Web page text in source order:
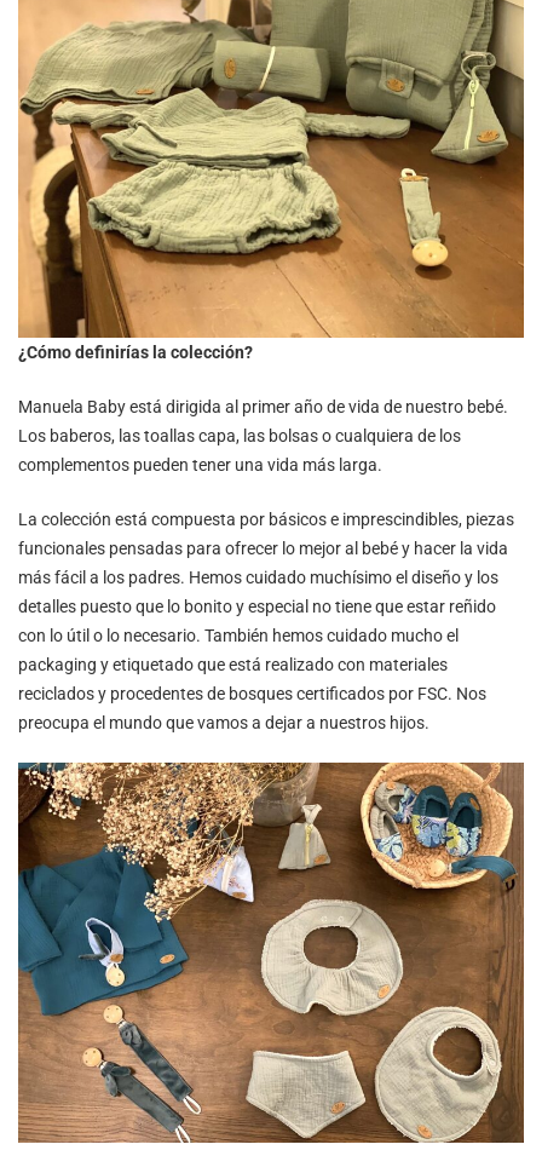
¿Cómo definirías la colección?
Manuela Baby está dirigida al primer año de vida de nuestro bebé.
Los baberos, las toallas capa, las bolsas o cualquiera de los
complementos pueden tener una vida más larga.
La colección está compuesta por básicos e imprescindibles, piezas
funcionales pensadas para ofrecer lo mejor al bebé y hacer la vida
más fácil a los padres. Hemos cuidado muchísimo el diseño y los
detalles puesto que lo bonito y especial no tiene que estar reñido
con lo útil o lo necesario. También hemos cuidado mucho el
packaging y etiquetado que está realizado con materiales
reciclados y procedentes de bosques certificados por FSC. Nos
preocupa el mundo que vamos a dejar a nuestros hijos.